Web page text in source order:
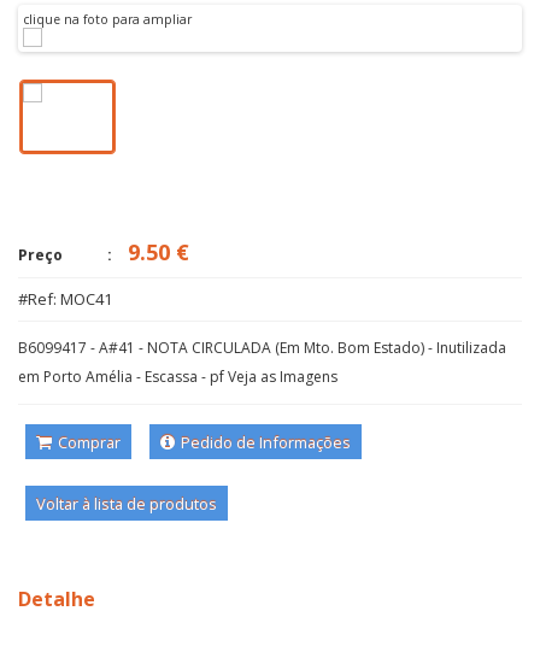
clique na foto para ampliar
Preço 9.50 €
#Ref: MOC41
B6099417 - A#41 - NOTA CIRCULADA (Em Mto. Bom Estado) - Inutilizada
em Porto Amélia - Escassa - pf Veja as Imagens
Comprar Pedido de Informações
Voltar à lista de produtos
Detalhe